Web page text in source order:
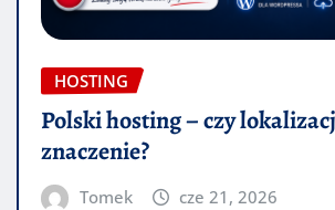
HOSTING
Polski hosting – czy
znaczenie?
Tomek cze 21, 2026